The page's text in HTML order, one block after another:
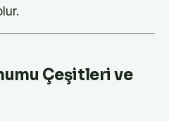
Çeşitleri ve